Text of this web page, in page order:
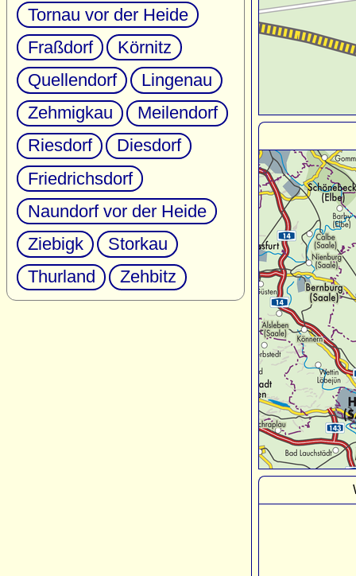
Tornau vor der Heide
Fraßdorf
Körnitz
Quellendorf
Lingenau
Zehmigkau
Meilendorf
Riesdorf
Diesdorf
Friedrichsdorf
Naundorf vor der Heide
Ziebigk
Storkau
Thurland
Zehbitz